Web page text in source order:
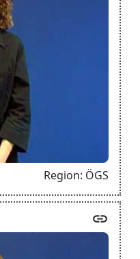
Region: ÖGS
link